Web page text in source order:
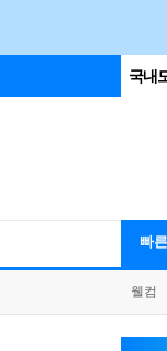
국내
빠
웰컴